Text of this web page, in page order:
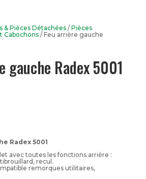
& Pièces Détachées/ Pièces
Cabochons/ Feu arrière gauche
gauche Radex 5001
Radex 5001
avec toutes les fonctions arrière :
recul.
remorques utilitaires,